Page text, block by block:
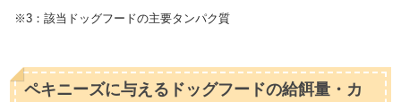
※3：該当ドッグフードの主要タンパク質
ペキニーズに与えるドッグフードの給餌量・カ